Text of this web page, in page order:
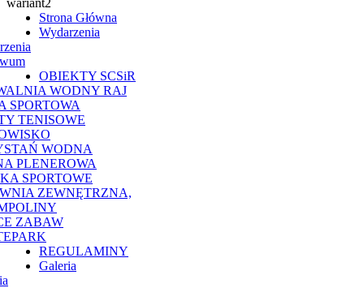
Strona Główna
Wydarzenia
OBIEKTY SCSiR
WODNY RAJ
SPORTOWA
TENISOWE
WODNA
PLENEROWA
SPORTOWE
ZEWNĘTRZNA,
ZABAW
REGULAMINY
Galeria